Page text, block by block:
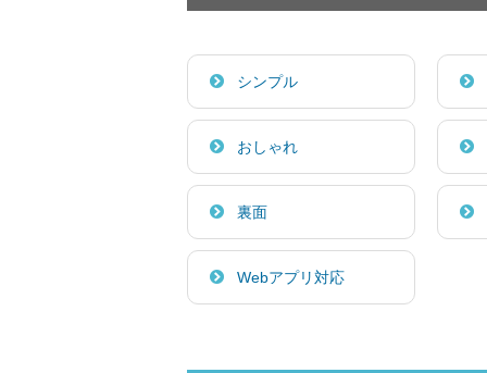
シンプル
おしゃれ
裏面
Webアプリ対応